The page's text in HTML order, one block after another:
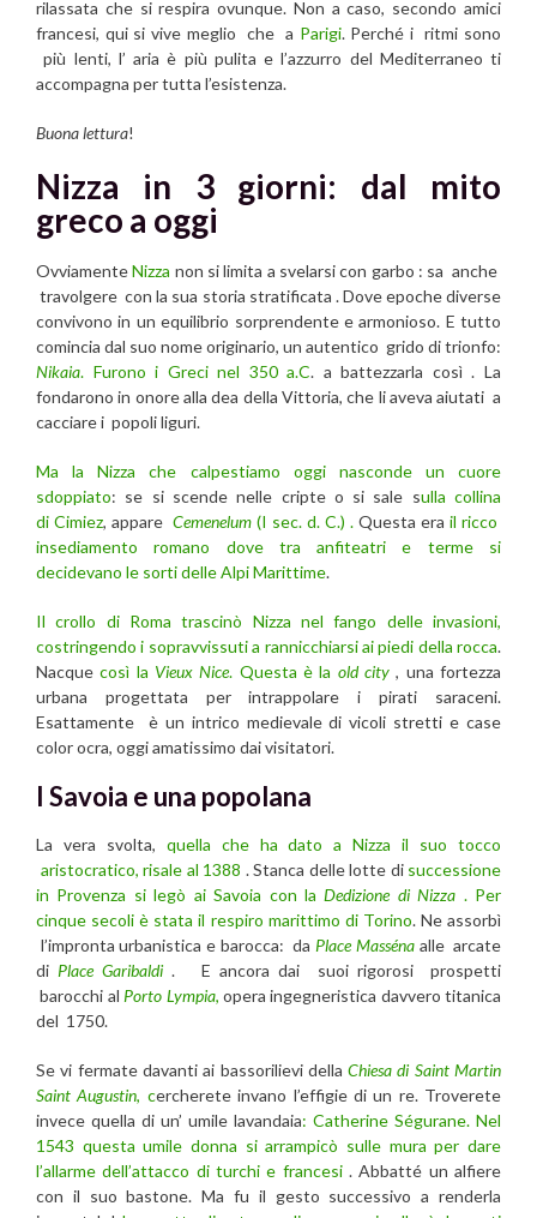
rilassata che si respira ovunque. Non a caso, secondo amici
francesi, qui si vive meglio che a Parigi. Perché i ritmi sono
più lenti, l’ aria è più pulita e l’azzurro del Mediterraneo ti
accompagna per tutta l’esistenza.
Buona lettura!
Nizza in 3 giorni: dal mito
greco a oggi
OvviamenteNizza non si limita a svelarsi con garbo : sa anche
travolgere con la sua storia stratificata . Dove epoche diverse
convivono in un equilibrio sorprendente e armonioso. E tutto
comincia dal suo nome originario, un autentico grido di trionfo:
Nikaia. Furono i Greci nel 350 a.C. a battezzarla così . La
fondarono in onore alla dea della Vittoria, che li aveva aiutati a
cacciare i popoli liguri.
Ma la Nizza che calpestiamo oggi nasconde un cuore
sdoppiato: se si scende nelle cripte o si sale sulla collina
di Cimiez, appare Cemenelum (I sec. d. C.) . Questa era il ricco
insediamento romano dove tra anfiteatri e terme si
decidevano le sorti delle Alpi Marittime.
Il crollo di Roma trascinò Nizza nel fango delle invasioni,
costringendo i sopravvissuti a rannicchiarsi ai piedi della rocca.
Nacquecosì la Vieux Nice. Questa è la old city , una fortezza
urbana progettata per intrappolare i pirati saraceni.
Esattamente è un intrico medievale di vicoli stretti e case
color ocra, oggi amatissimo dai visitatori.
I Savoia e una popolana
La vera svolta, quella che ha dato a Nizza il suo tocco
aristocratico, risale al 1388 . Stanca delle lotte di successione
in Provenza si legò ai Savoia con laDedizione di Nizza . Per
cinque secoli è stata il respiro marittimo di Torino. Ne assorbì
l’impronta urbanistica e barocca: da Place Massénaalle arcate
di Place Garibaldi . E ancora dai suoi rigorosi prospetti
barocchi al Porto Lympia, opera ingegneristica davvero titanica
del 1750.
Se vi fermate davanti ai bassorilievi dellaChiesa di Saint Martin
Saint Augustin, cercherete invano l’effigie di un re. Troverete
invece quella di un’ umile lavandaia: Catherine Ségurane. Nel
1543 questa umile donna si arrampicò sulle mura per dare
l’allarme dell’attacco di turchi e francesi . Abbatté un alfiere
con il suo bastone. Ma fu il gesto successivo a renderla